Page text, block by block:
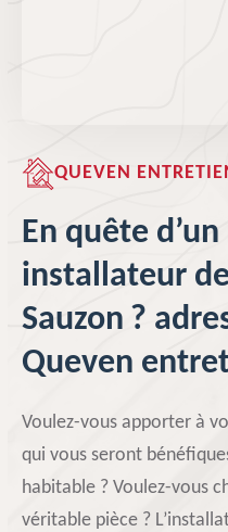
QUEVEN
En quête
installateur
Sauzon ?
Queven
Voulez-vous apporter à
qui vous seront
habitable ? Voulez-vous
véritable pièce ?